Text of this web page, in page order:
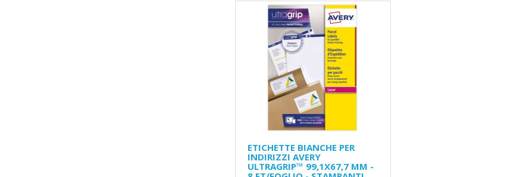
ETICHETTE BIANCHE PER
INDIRIZZI AVERY
ULTRAGRIP™ 99,1X67,7 MM -